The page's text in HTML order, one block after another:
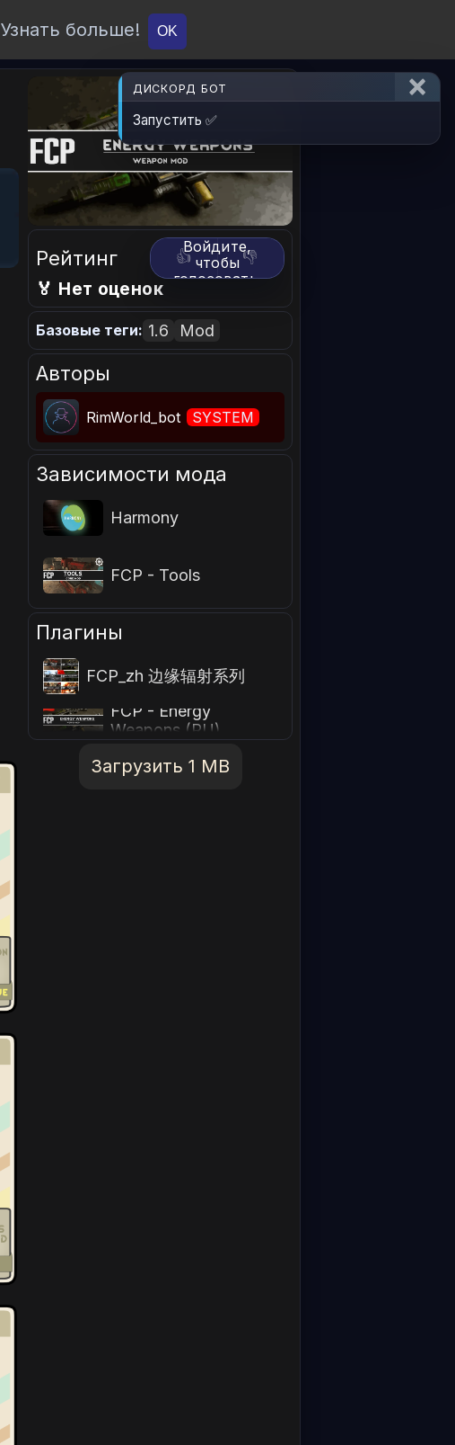
Узнать больше! OK
Рейтинг 👍 👎
Войдите,
чтобы
голосовать.
🏅 Нет оценок
Базовые теги: 1.6 Mod
Авторы
RimWorld_bot SYSTEM
Зависимости мода
Harmony
FCP - Tools
Плагины
FCP_zh 边缘辐射系列
FCP - Energy
Weapons (RU)
Загрузить 1 MB
ДИСКОРД БОТ
Запустить ✅